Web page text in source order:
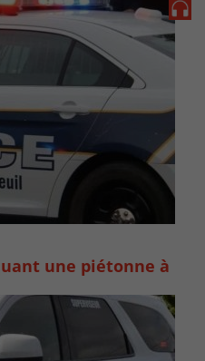
une piétonne à